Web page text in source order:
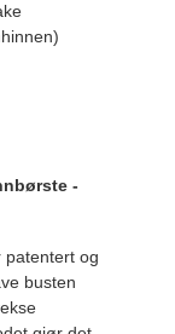
-
patentert og
busten